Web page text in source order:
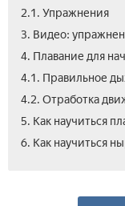
2.1. Упражнения
3. Видео:
4. Плавание для
4.1. Правильное
4.2. Отработка
5. Как научиться
6. Как научиться